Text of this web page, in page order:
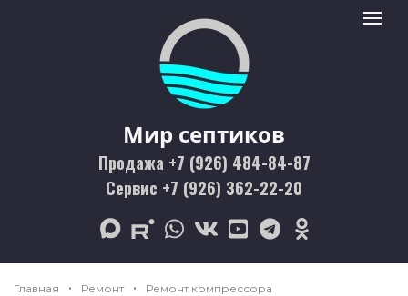
Мир септиков logo
Мир септиков
Продажа +7 (926) 484-84-87
Сервис +7 (926) 362-22-20
max rutubewhatsapp
vk youtubetelegramodnoklassniki
Toggle
Главная Ремонт Ремонт компрессора